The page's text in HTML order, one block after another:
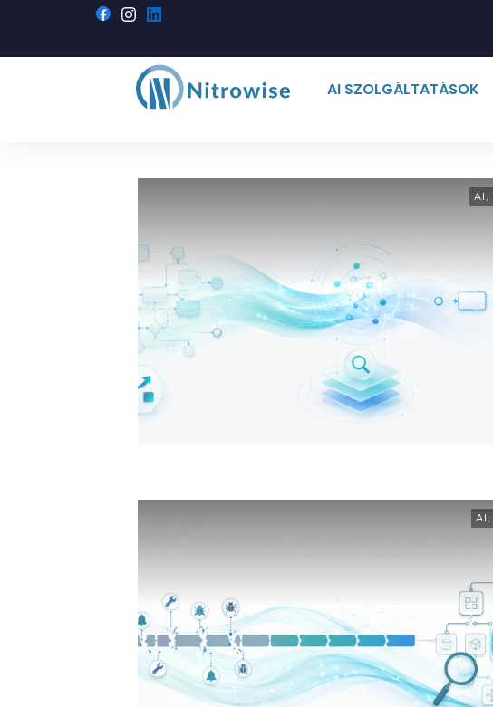
AI SZOLGÁLTATÁSOK
AI ,
AI ,